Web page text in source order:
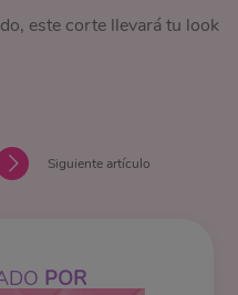
este corte llevará tu look
Siguiente artículo
POR